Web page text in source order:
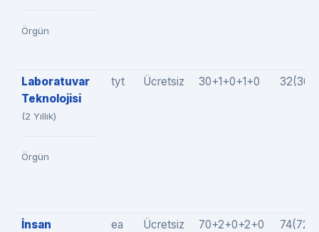
Örgün
Laboratuvar
Teknolojisi
(2 Yıllık)
Örgün
tyt Ücretsiz 30+1+0+1+0
İnsan
ea Ücretsiz 70+2+0+2+0